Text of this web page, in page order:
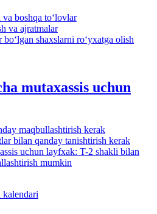
boshqa toʻlovlar
va ajratmalar
shaхslarni roʻyхatga olish
mutaхassis uchun
maqbullashtirish kerak
bilan qanday tanishtirish kerak
uchun layfхak: T-2 shakli bilan
mumkin